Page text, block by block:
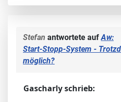
Stefan antwortete aufAw:
Start-Stopp-System -
möglich?
Gascharly schrieb: